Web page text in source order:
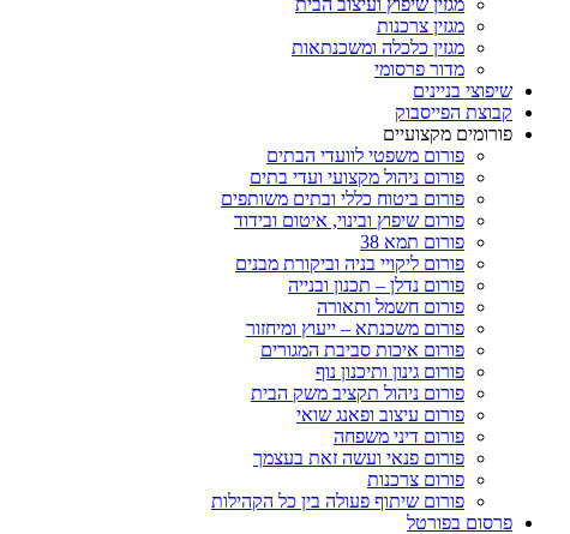
מגזין שיפוץ ועיצוב הבית
מגזין צרכנות
מגזין כלכלה ומשכנתאות
מדור פרסומי
שיפוצי בניינים
קבוצת הפייסבוק
פורומים מקצועיים
פורום משפטי לוועדי הבתים
פורום ניהול מקצועי ועדי בתים
פורום ביטוח כללי ובתים משותפים
פורום שיפוץ ובינוי, איטום ובידוד
פורום תמא 38
פורום ליקויי בניה וביקורת מבנים
פורום נדלן – תכנון ובנייה
פורום חשמל ותאורה
פורום משכנתא – ייעוץ ומיחזור
פורום איכות סביבת המגורים
פורום גינון ותיכנון נוף
פורום ניהול תקציב משק הבית
פורום עיצוב ופאנג שואי
פורום דיני משפחה
פורום פנאי ועשה זאת בעצמך
פורום צרכנות
פורום שיתוף פעולה בין כל הקהילות
פרסום בפורטל